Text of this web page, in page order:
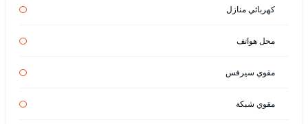
كهربائي منازل
محل هواتف
مقوي سيرفس
مقوي شبكة